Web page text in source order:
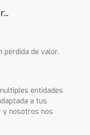
pérdida de valor.
entidades
a tus
y nosotros nos